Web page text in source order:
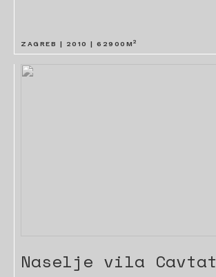
ZAGREB | 2010 | 62900 M 2
Naselje vila Cavtat